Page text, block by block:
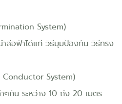
System)
ล่อฟ้าได้แก่ วิธีมุมป้องกัน วิธีทรง
Conductor System)
ๆกัน ระหว่าง 10 ถึง 20 เมตร